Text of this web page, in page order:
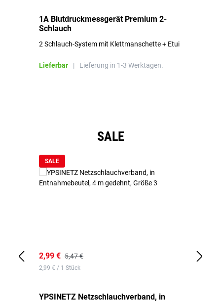
1A Blutdruckmessgerät Premium 2-
Schlauch
2 Schlauch-System mit Klettmanschette + Etui
Lieferbar | Lieferung in 1-3 Werktagen.
SALE
SALE
2,99 € 5,47 €
2,99 € / 1 Stück
YPSINETZ Netzschlauchverband, in